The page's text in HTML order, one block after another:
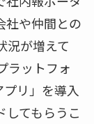
社や仲間との
況が増えて
ラットフォ
リ」を導入
してもらうこ